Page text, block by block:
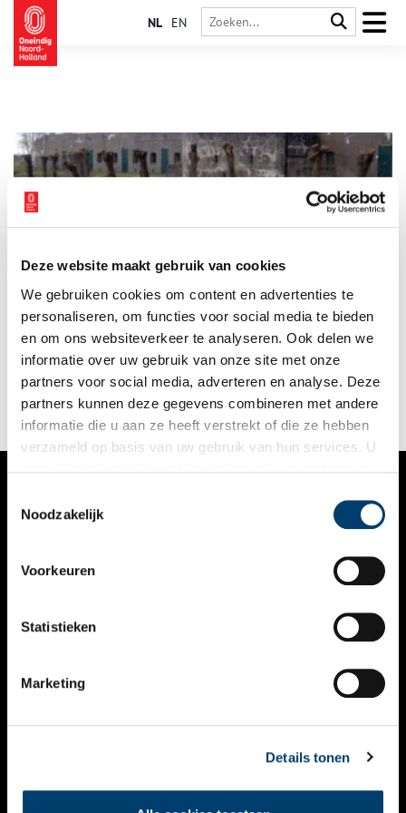
Deze website maakt gebruik van cookies
We gebruiken cookies om content en advertenties te
personaliseren, om functies voor social media te bieden
en om ons websiteverkeer te analyseren. Ook delen we
informatie over uw gebruik van onze site met onze
partners voor social media, adverteren en analyse. Deze
partners kunnen deze gegevens combineren met andere
informatie die u aan ze heeft verstrekt of die ze hebben
verzameld op basis van uw gebruik van hun services. U
Noodzakelijk
Voorkeuren
Statistieken
Marketing
Details tonen
NL EN
Fort aan de St. Aagtendijk behoort tot het Noordwestfront van
de Stelling van Amsterdam. Wanneer vijandelijke troepen de
Stelling via de Sint Aagtendijk binnen probeerden te komen,
konden zij vanuit het fort teruggedrongen worden.
VERHALEN
KALENDER
THEMA’S
VIDEO’S
CONTACT